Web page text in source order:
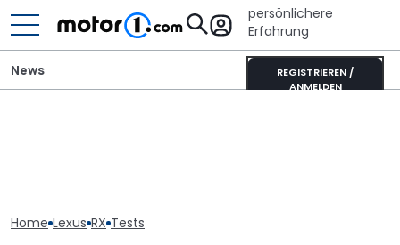
persönlichere
Erfahrung
REGISTRIEREN /
ANMELDEN
News
Home Lexus RX Tests